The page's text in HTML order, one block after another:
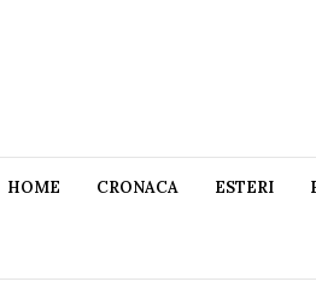
HOME CRONACA ESTERI